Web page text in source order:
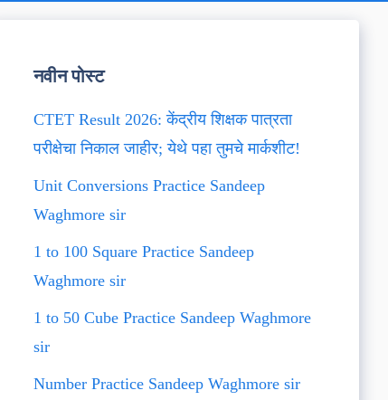
नवीन पोस्ट
CTET Result 2026: केंद्रीय शिक्षक पात्रता
परीक्षेचा निकाल जाहीर; येथे पहा तुमचे मार्कशीट!
Unit Conversions Practice Sandeep
Waghmore sir
1 to 100 Square Practice Sandeep
Waghmore sir
1 to 50 Cube Practice Sandeep Waghmore
sir
Number Practice Sandeep Waghmore sir